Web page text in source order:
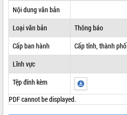
ĐIỂM TIN VĂN BẢN
QUY HOẠCH - KẾ HOẠCH
Nội dung văn bản
Loại văn bản
Thông báo
Cấp ban hành
Cấp tỉnh, thành phố
Lĩnh vực
Tệp đính kèm
PDF cannot be displayed.